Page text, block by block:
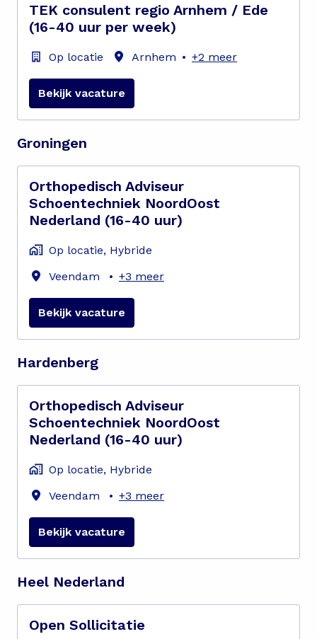
TEK consulent regio Arnhem / Ede
(16-40 uur per week)
Op locatie Arnhem • +2 meer
Bekijk vacature
Groningen
Orthopedisch Adviseur
Schoentechniek NoordOost
Nederland (16-40 uur)
Op locatie, Hybride
Veendam
• +3 meer
Bekijk vacature
Hardenberg
Orthopedisch Adviseur
Schoentechniek NoordOost
Nederland (16-40 uur)
Op locatie, Hybride
Veendam
• +3 meer
Bekijk vacature
Heel Nederland
Open Sollicitatie